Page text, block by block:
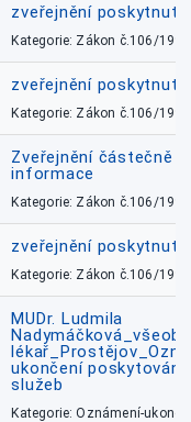
zveřejnění
Kategorie: Zákon č.106/1999
zveřejnění
Kategorie: Zákon č.106/1999
Zveřejnění částečně
informace
Kategorie: Zákon č.106/1999
zveřejnění
Kategorie: Zákon č.106/1999
MUDr. Ludmila
ukončení
služeb
Kategorie: Oznámení-